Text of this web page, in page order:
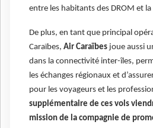
entre les habitants des DROM et
De plus, en tant que principal
Caraïbes, Air Caraïbes joue aussi
dans la connectivité inter-îles,
les échanges régionaux et
pour les voyageurs et les
supplémentaire de ces vols
mission de la compagnie de